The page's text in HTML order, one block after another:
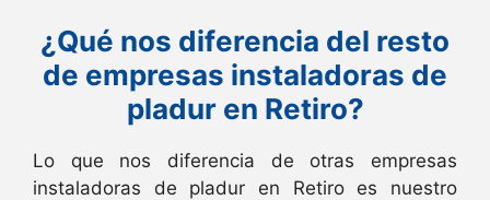
¿Qué nos diferencia del resto
de empresas instaladoras de
pladur en Retiro?
Lo que nos diferencia de otras empresas
instaladoras de pladur en Retiro es nuestro